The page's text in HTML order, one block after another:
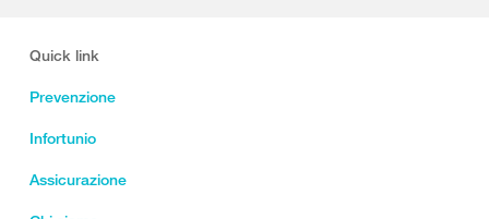
Quick link
Prevenzione
Infortunio
Assicurazione